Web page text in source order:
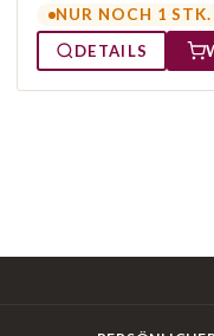
NUR NOCH 1 STK.
DETAILS